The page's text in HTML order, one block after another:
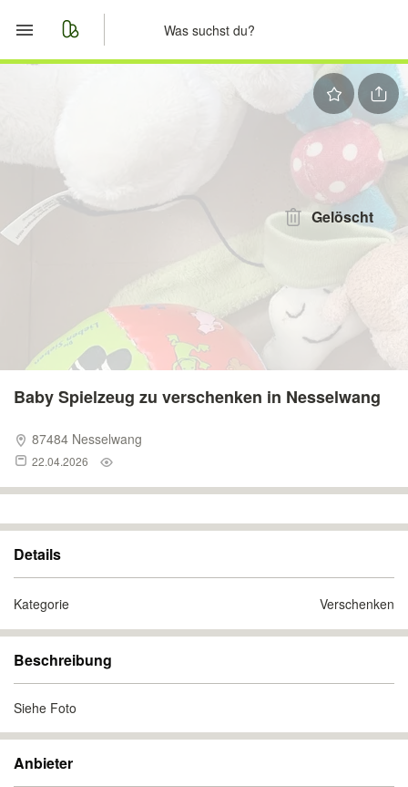
Nachrichten
Anzeige aufgeben
Gelöscht
Baby Spielzeug zu verschenken in Nesselwang
87484 Nesselwang
22.04.2026
Details
Kategorie Verschenken
Beschreibung
Siehe Foto
Anbieter